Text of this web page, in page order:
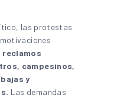
las protestas
reclamos
campesinos,
y
Las demandas